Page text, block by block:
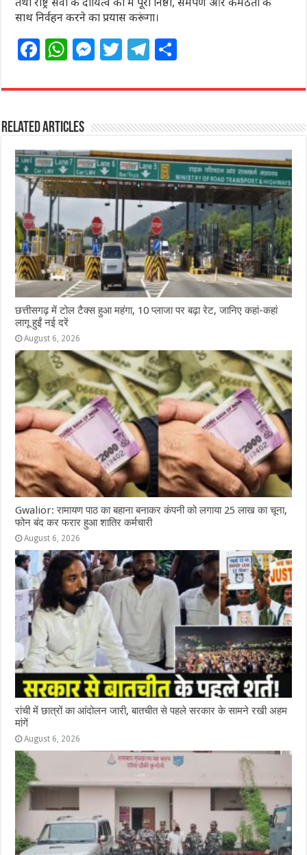
साथ निर्वहन करने का प्रयास करूंगा।
F
c
e
b
o
o
k
W
at
s
A
p
p
M
ss
n
g
e
r
T
itt
r
T
e
ra
m
ar
Related Articles
छत्तीसगढ़ में टोल टैक्स हुआ महंगा, 10 प्लाजा पर बढ़ा रेट, जानिए कहां-कहां
लागू हुईं नई दरें
August 6, 2026
Gwalior: रामायण पाठ का बहाना बनाकर कंपनी को लगाया 25 लाख का चूना,
फोन बंद कर फरार हुआ शातिर कर्मचारी
August 6, 2026
रांची में छात्रों का आंदोलन जारी, बातचीत से पहले सरकार के सामने रखी अहम
मांगें
August 6, 2026